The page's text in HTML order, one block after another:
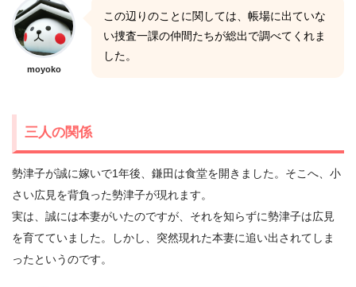
moyoko
この辺りのことに関しては、帳場に出ていな
い捜査一課の仲間たちが総出で調べてくれま
した。
三人の関係
勢津子が誠に嫁いで1年後、鎌田は食堂を開きました。そこへ、小
さい広見を背負った勢津子が現れます。
実は、誠には本妻がいたのですが、それを知らずに勢津子は広見
を育てていました。しかし、突然現れた本妻に追い出されてしま
ったというのです。